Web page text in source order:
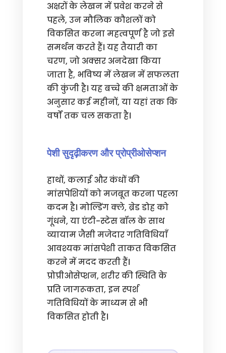
अक्षरों के लेखन में प्रवेश करने से
पहले, उन मौलिक कौशलों को
विकसित करना महत्वपूर्ण है जो इसे
समर्थन करते हैं। यह तैयारी का
चरण, जो अक्सर अनदेखा किया
जाता है, भविष्य में लेखन में सफलता
की कुंजी है। यह बच्चे की क्षमताओं के
अनुसार कई महीनों, या यहां तक कि
वर्षों तक चल सकता है।
पेशी सुदृढ़ीकरण और प्रोप्रीओसेप्शन
हाथों, कलाई और कंधों की
मांसपेशियों को मजबूत करना पहला
कदम है। मोल्डिंग क्ले, ब्रेड डोह को
गूंधने, या एंटी-स्टेस बॉल के साथ
व्यायाम जैसी मजेदार गतिविधियाँ
आवश्यक मांसपेशी ताकत विकसित
करने में मदद करती हैं।
प्रोप्रीओसेप्शन, शरीर की स्थिति के
प्रति जागरूकता, इन स्पर्श
गतिविधियों के माध्यम से भी
विकसित होती है।